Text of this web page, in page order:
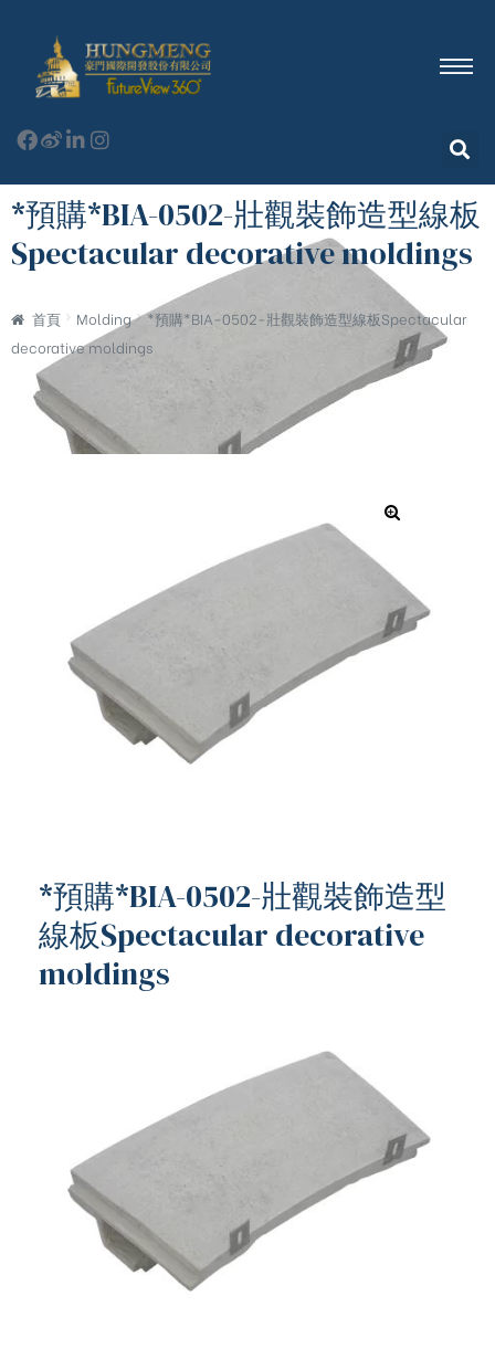
*預購*BIA-0502-壯觀裝飾造型線板
Spectacular decorative moldings
首頁 Molding
*預購*BIA-0502-壯觀裝飾造型線板Spectacular
decorative moldings
*預購*BIA-0502-壯觀裝飾造型
線板Spectacular decorative
moldings
含日本